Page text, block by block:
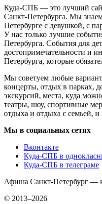
Куда-СПБ — это лучший
Санкт-Петербурга. Мы
Петербурге с девушкой, с
У нас только лучшие
Петербурга. События для
достопримечательности и
Петербурга, которые
Мы советуем любые
концерты, отдых в парках,
экскурсий, места, куда
театры, шоу, спортивные
отдыха и отдыха с семьей, и
Мы в социальных сетях
Вконтакте
Куда-СПБ в
Куда-СПБ в телеграме
Афиша Санкт-Петербург —
© 2013–2026